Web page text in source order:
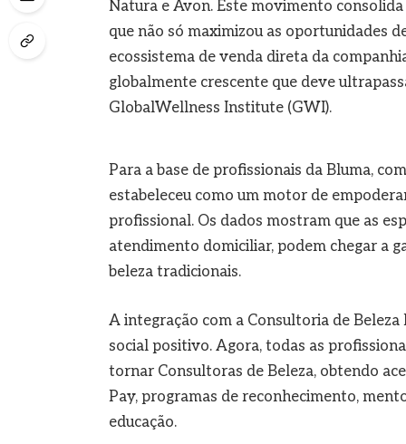
Natura e Avon. Este movimento
que não só maximizou as oportunidades
ecossistema de venda direta da
globalmente crescente que deve
GlobalWellness Institute (GWI).
Para a base de profissionais da Bluma,
estabeleceu como um motor de
profissional. Os dados mostram que as
atendimento domiciliar, podem chegar a
beleza tradicionais.
A integração com a Consultoria de
social positivo. Agora, todas as
tornar Consultoras de Beleza, obtendo
Pay, programas de reconhecimento,
educação.